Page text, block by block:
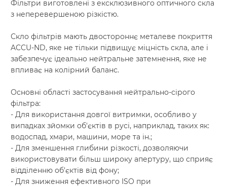
Фільтри виготовлені з ексклюзивного оптичного скла
з неперевершеною різкістю.
Скло фільтрів мають двостороннє металеве покриття
ACCU-ND, яке не тільки підвищує міцність скла, але і
забезпечує ідеально нейтральне затемнення, яке не
впливає на колірний баланс.
Основні області застосування нейтрально-сірого
фільтра:
- Для використання довгої витримки, особливо у
випадках зйомки об'єктів в русі, наприклад, таких як:
водоспад, хмари, машини, море та ін.;
- Для зменшення глибини різкості, дозволяючи
використовувати більш широку апертуру, що сприяє
відділенню об'єктів від фону;
- Для зниження ефективного ISO при